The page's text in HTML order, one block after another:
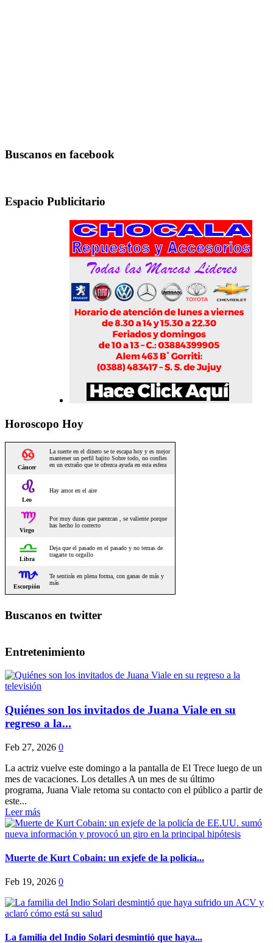
Buscanos en facebook
Espacio Publicitario
Horoscopo Hoy
Buscanos en twitter
Entretenimiento
Quiénes son los invitados de Juana Viale en su
regreso a la...
Feb 27, 2026 0
La actriz vuelve este domingo a la pantalla de El Trece luego de un
mes de vacaciones. Los detalles A un mes de su último
programa, Juana Viale retoma su contacto con el público a partir de
este...
Leer más
Muerte de Kurt Cobain: un exjefe de la policía...
Feb 19, 2026 0
La familia del Indio Solari desmintió que haya...